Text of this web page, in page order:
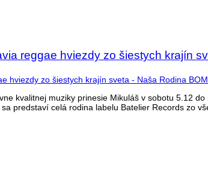
reggae hviezdy zo šiestych krajín
kvalitnej muziky prinesie Mikuláš v sobotu 5.12
predstaví celá rodina labelu Batelier Records zo